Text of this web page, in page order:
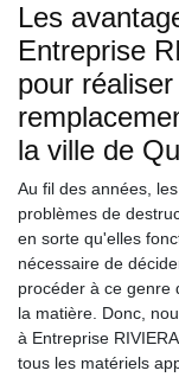
Les
Entreprise
pour
la ville de
Au fil des années,
problèmes de
en sorte qu'elles
nécessaire de
procéder à ce genre
la matière. Donc,
à Entreprise
tous les matériels